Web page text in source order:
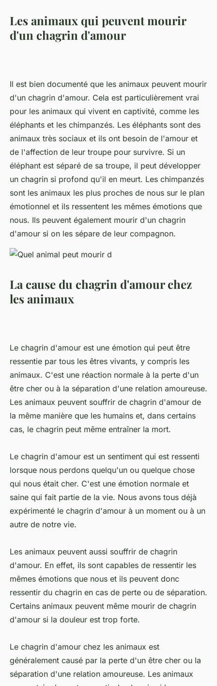
Les animaux qui peuvent mourir
d'un chagrin d'amour
Il est bien documenté que les animaux peuvent mourir
d'un chagrin d'amour. Cela est particulièrement vrai
pour les animaux qui vivent en captivité, comme les
éléphants et les chimpanzés. Les éléphants sont des
animaux très sociaux et ils ont besoin de l'amour et
de l'affection de leur troupe pour survivre. Si un
éléphant est séparé de sa troupe, il peut développer
un chagrin si profond qu'il en meurt. Les chimpanzés
sont les animaux les plus proches de nous sur le plan
émotionnel et ils ressentent les mêmes émotions que
nous. Ils peuvent également mourir d'un chagrin
d'amour si on les sépare de leur compagnon.
La cause du chagrin d'amour chez
les animaux
Le chagrin d'amour est une émotion qui peut être
ressentie par tous les êtres vivants, y compris les
animaux. C'est une réaction normale à la perte d'un
être cher ou à la séparation d'une relation amoureuse.
Les animaux peuvent souffrir de chagrin d'amour de
la même manière que les humains et, dans certains
cas, le chagrin peut même entraîner la mort.
Le chagrin d'amour est un sentiment qui est ressenti
lorsque nous perdons quelqu'un ou quelque chose
qui nous était cher. C'est une émotion normale et
saine qui fait partie de la vie. Nous avons tous déjà
expérimenté le chagrin d'amour à un moment ou à un
autre de notre vie.
Les animaux peuvent aussi souffrir de chagrin
d'amour. En effet, ils sont capables de ressentir les
mêmes émotions que nous et ils peuvent donc
ressentir du chagrin en cas de perte ou de séparation.
Certains animaux peuvent même mourir de chagrin
d'amour si la douleur est trop forte.
Le chagrin d'amour chez les animaux est
généralement causé par la perte d'un être cher ou la
séparation d'une relation amoureuse. Les animaux